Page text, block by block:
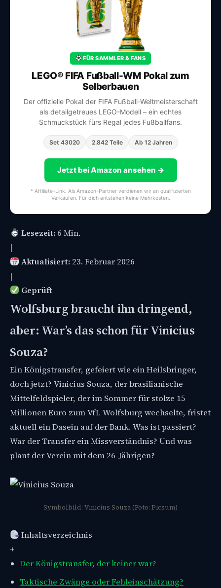
FÜR SAMMLER & FANS
LEGO® FIFA Fußball-WM Pokal zum
Selberbauen
Der offizielle Pokal der FIFA Fußball-Weltmeisterschaft
als detailgetreues LEGO-Modell – ein echtes
Schmuckstück fürs Regal jedes Fußballfans.
Set 43020 2.842 Teile Ab 12 Jahren
Jetzt bei Amazon ansehen →
* Affiliate-Link. Als Amazon-Partner verdienen wir an qualifizierten
Verkäufen. Für dich entstehen keine Mehrkosten.
Lesezeit:6 Min.
|
Aktualisiert:23. Februar 2026
|
Geprüft
Wolfsburg braucht ihn dringend,
aber: War’s das schon für Vinicius
Souza?
Ein Königstransfer, gefeiert wie ein Heilsbringer,
doch jetzt? Vinicius Souza, der brasilianische
Mittelfeldspieler, der im Sommer für stolze 15
Millionen Euro zum VfL Wolfsburg wechselte, fristet
aktuell ein Dasein auf der Bank. Was ist passiert?
War der Transfer ein Missverständnis? Und was
plant der Verein mit dem 26-Jährigen?
Symbolbild: Vinicius Souza (Foto: Picsum)
Inhaltsverzeichnis
+
Der Königstransfer, der keiner war?
Taktische Zwänge oder Fehleinschätzung?